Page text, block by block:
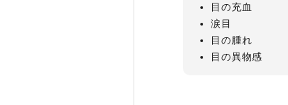
目の充血
涙目
目の腫れ
目の異物感